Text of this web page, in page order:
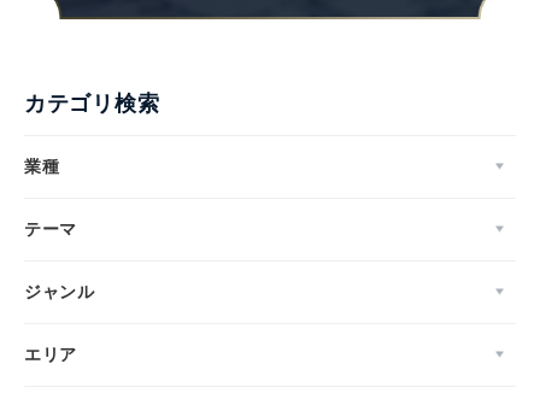
カテゴリ検索
業種
テーマ
ジャンル
エリア